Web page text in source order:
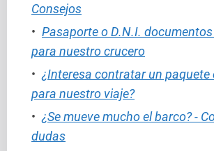
Consejos
Pasaporte o D.N.I.
para nuestro crucero
¿Interesa contratar un paquete
para nuestro viaje?
¿Se mueve mucho el barco? -
dudas